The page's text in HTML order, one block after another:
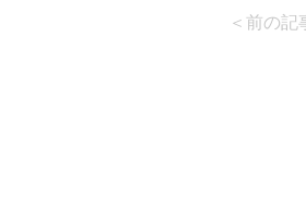
＜前の記